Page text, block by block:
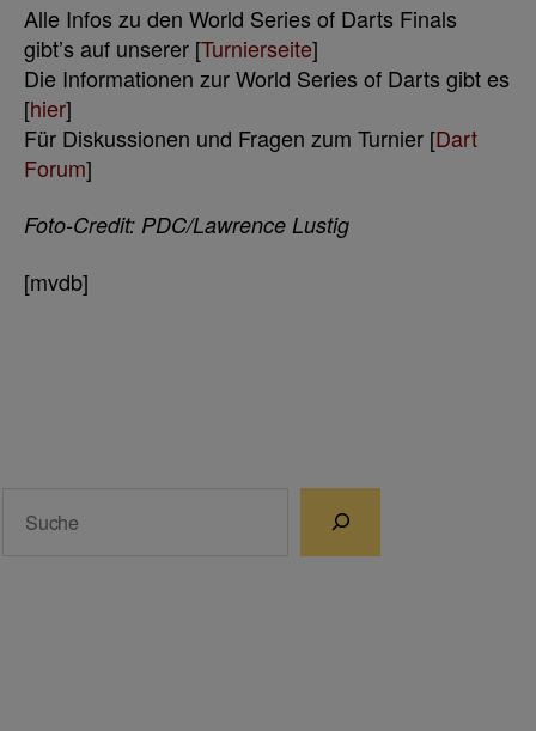
Alle Infos zu den World Series of Darts Finals
gibt’s auf unserer [Turnierseite]
Die Informationen zur World Series of Darts gibt es
[hier]
Für Diskussionen und Fragen zum Turnier [Dart
Forum]
Foto-Credit: PDC/Lawrence Lustig
[mvdb]